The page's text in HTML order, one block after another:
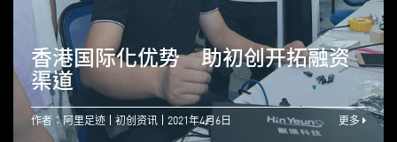
香港国际化优势 助初创开拓融资
渠道
作者：阿里足迹 初创资讯 2021年4月6日 更多